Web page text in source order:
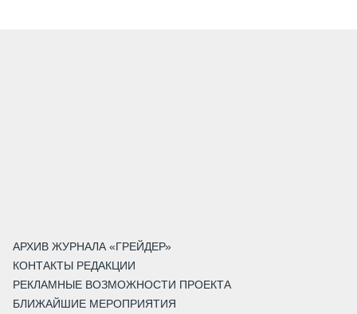
АРХИВ ЖУРНАЛА «ГРЕЙДЕР»
КОНТАКТЫ РЕДАКЦИИ
РЕКЛАМНЫЕ ВОЗМОЖНОСТИ ПРОЕКТА
БЛИЖАЙШИЕ МЕРОПРИЯТИЯ